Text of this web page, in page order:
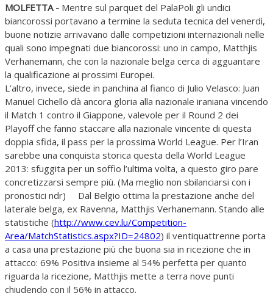
MOLFETTA - Mentre sul parquet del PalaPoli gli undici
biancorossi portavano a termine la seduta tecnica del venerdì,
buone notizie arrivavano dalle competizioni internazionali nelle
quali sono impegnati due biancorossi: uno in campo, Matthjis
Verhanemann, che con la nazionale belga cerca di agguantare
la qualificazione ai prossimi Europei.
L’altro, invece, siede in panchina al fianco di Julio Velasco: Juan
Manuel Cichello dà ancora gloria alla nazionale iraniana vincendo
il Match 1 contro il Giappone, valevole per il Round 2 dei
Playoff che fanno staccare alla nazionale vincente di questa
doppia sfida, il pass per la prossima World League. Per l’Iran
sarebbe una conquista storica questa della World League
2013: sfuggita per un soffio l’ultima volta, a questo giro pare
concretizzarsi sempre più. (Ma meglio non sbilanciarsi con i
pronostici ndr) Dal Belgio ottima la prestazione anche del
laterale belga, ex Ravenna, Matthjis Verhanemann. Stando alle
statistiche (http://www.cev.lu/Competition-
Area/MatchStatistics.aspx?ID=24802) il ventiquattrenne porta
a casa una prestazione più che buona sia in ricezione che in
attacco: 69% Positiva insieme al 54% perfetta per quanto
riguarda la ricezione, Matthjis mette a terra nove punti
chiudendo con il 56% in attacco.